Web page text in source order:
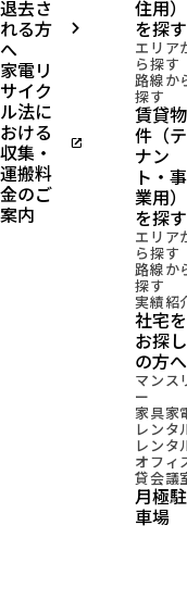
退去さ
れる方
へ
arrow_forward_ios
家電リ
サイク
ル法に
おける
収集・
運搬料
金のご
案内
open_in_new
住用）
を探す
エリア
ら探す
路線か
探す
賃貸物
件（テ
ナン
ト・事
業用）
を探す
エリア
ら探す
路線か
探す
実績紹
社宅を
お探し
の方へ
マンス
ー
家具家
レンタ
レンタ
オフィ
貸会議
月極駐
車場